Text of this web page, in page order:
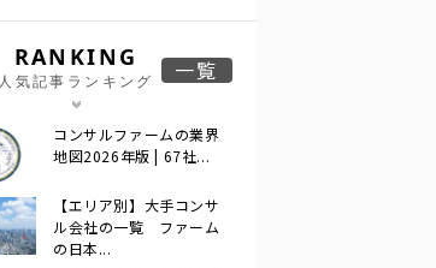
RANKING
人気記事ランキング 一覧
コンサルファームの業界
地図2026年版 | 67社...
【エリア別】大手コンサ
ル会社の一覧 ファーム
の日本...